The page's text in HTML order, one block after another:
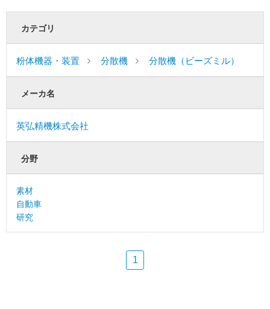
カテゴリ
粉体機器・装置 分散機 分散機（ビーズミル）
メーカ名
英弘精機株式会社
分野
素材
自動車
研究
1